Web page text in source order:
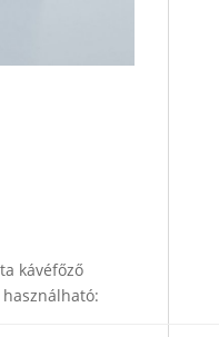
kávéfőző